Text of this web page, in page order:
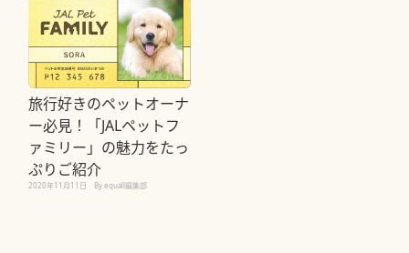
旅行好きのペットオーナ
ー必見！「JALペットフ
ァミリー」の魅力をたっ
ぷりご紹介
2020年11月11日 By equall編集部